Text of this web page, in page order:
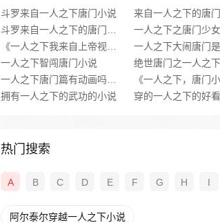
斗罗来自一人之下唐门小说 来自一人之下的唐
一人之下之唐门少
一人之下智闯唐门小说
绝世唐门之一人之下
拥有一人之下的武功的小说
穿的一人之下的好
热门搜索
A B C D E F G H I
阿尔泰尔穿越一人之下小说